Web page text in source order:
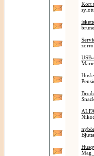
Kort
brune
zorro